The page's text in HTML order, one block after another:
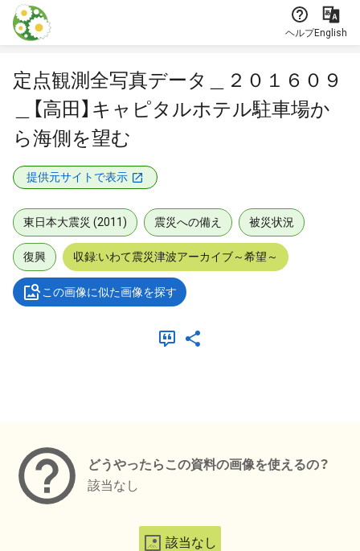
本文に飛ぶ
ヘルプEnglish
定点観測全写真データ＿２０１６０９
＿【高田】キャピタルホテル駐車場か
ら海側を望む
提供元サイトで表示
東日本大震災 (2011) 震災への備え 被災状況
復興 収録:いわて震災津波アーカイブ～希望～
この画像に似た画像を探す
どうやったらこの資料の画像を使えるの？
該当なし
該当なし